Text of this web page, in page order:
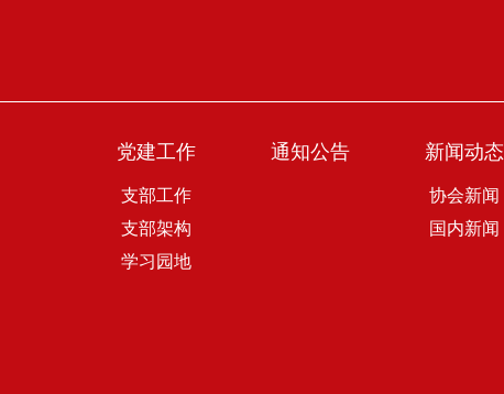
党建工作
支部工作
支部架构
学习园地
通知公告 新闻动态
协会新闻
国内新闻